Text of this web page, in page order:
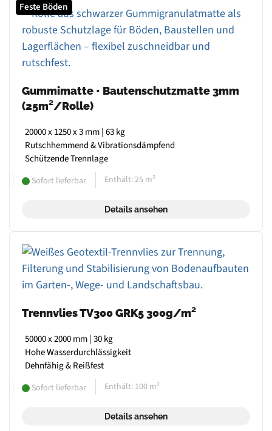
Gummimatte • Bautenschutzmatte 3mm
(25m²/Rolle)
20000 x 1250 x 3 mm | 63 kg
Rutschhemmend & Vibrationsdämpfend
Schützende Trennlage
Sofort lieferbar Enthält: 25 m²
Details ansehen
Feste Böden
Trennvlies TV300 GRK5 300g/m²
50000 x 2000 mm | 30 kg
Hohe Wasserdurchlässigkeit
Dehnfähig & Reißfest
Sofort lieferbar Enthält: 100 m²
Details ansehen